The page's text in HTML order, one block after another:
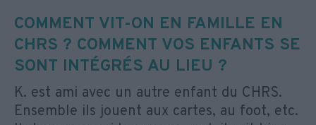
COMMENT VIT-ON EN FAMILLE EN
CHRS ? COMMENT VOS ENFANTS SE
SONT INTÉGRÉS AU LIEU ?
K. est ami avec un autre enfant du CHRS.
Ensemble ils jouent aux cartes, au foot, etc.